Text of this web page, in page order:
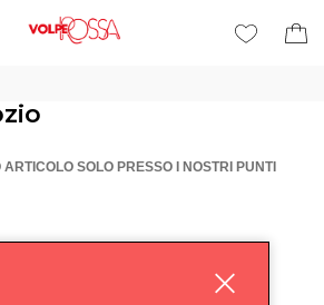
SOLO PRESSO I NOSTRI PUNTI
a Egola